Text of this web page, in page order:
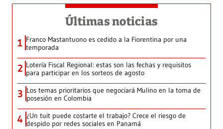
Últimas noticias
1 Franco Mastantuono es cedido a la Fiorentina por una
temporada
2 Lotería Fiscal Regional: estas son las fechas y requisitos
para participar en los sorteos de agosto
3 Los temas prioritarios que negociará Mulino en la toma de
posesión en Colombia
4 ¿Un tuit puede costarte el trabajo? Crece el riesgo de
despido por redes sociales en Panamá